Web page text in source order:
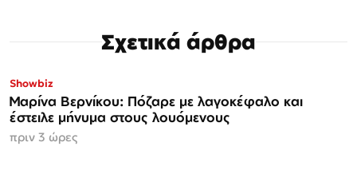
Σχετικά άρθρα
Showbiz
Μαρίνα Βερνίκου: Πόζαρε με λαγοκέφαλο και
έστειλε μήνυμα στους λουόμενους
πριν 3 ώρες